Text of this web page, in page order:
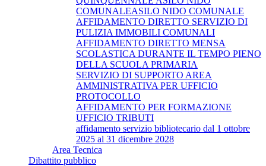
COMUNALEASILO NIDO COMUNALE
AFFIDAMENTO DIRETTO SERVIZIO DI
PULIZIA IMMOBILI COMUNALI
AFFIDAMENTO DIRETTO MENSA
SCOLASTICA DURANTE IL TEMPO PIENO
DELLA SCUOLA PRIMARIA
SERVIZIO DI SUPPORTO AREA
AMMINISTRATIVA PER UFFICIO
PROTOCOLLO
AFFIDAMENTO PER FORMAZIONE
UFFICIO TRIBUTI
affidamento servizio bibliotecario dal 1 ottobre
2025 al 31 dicembre 2028
Area Tecnica
Dibattito pubblico